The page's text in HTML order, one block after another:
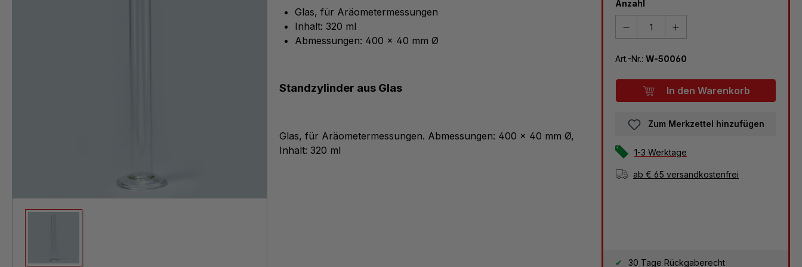
Anzahl
Art.-Nr.: W-50060
In den Warenkorb
Zum Merkzettel hinzufügen
1-3 Werktage
ab € 65 versandkostenfrei
30 Tage Rückgaberecht
Glas, für Aräometermessungen
Inhalt: 320 ml
Abmessungen: 400 x 40 mm Ø
Standzylinder aus Glas
Glas, für Aräometermessungen. Abmessungen: 400 x 40 mm Ø,
Inhalt: 320 ml